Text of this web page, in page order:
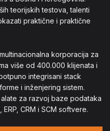
teorijskih testova, talenti
praktične i praktične
korporacija za
više od 400.000 klijenata i
integrisani stack
i inženjering sistem.
za razvoj baze podataka
CRM i SCM softvere.